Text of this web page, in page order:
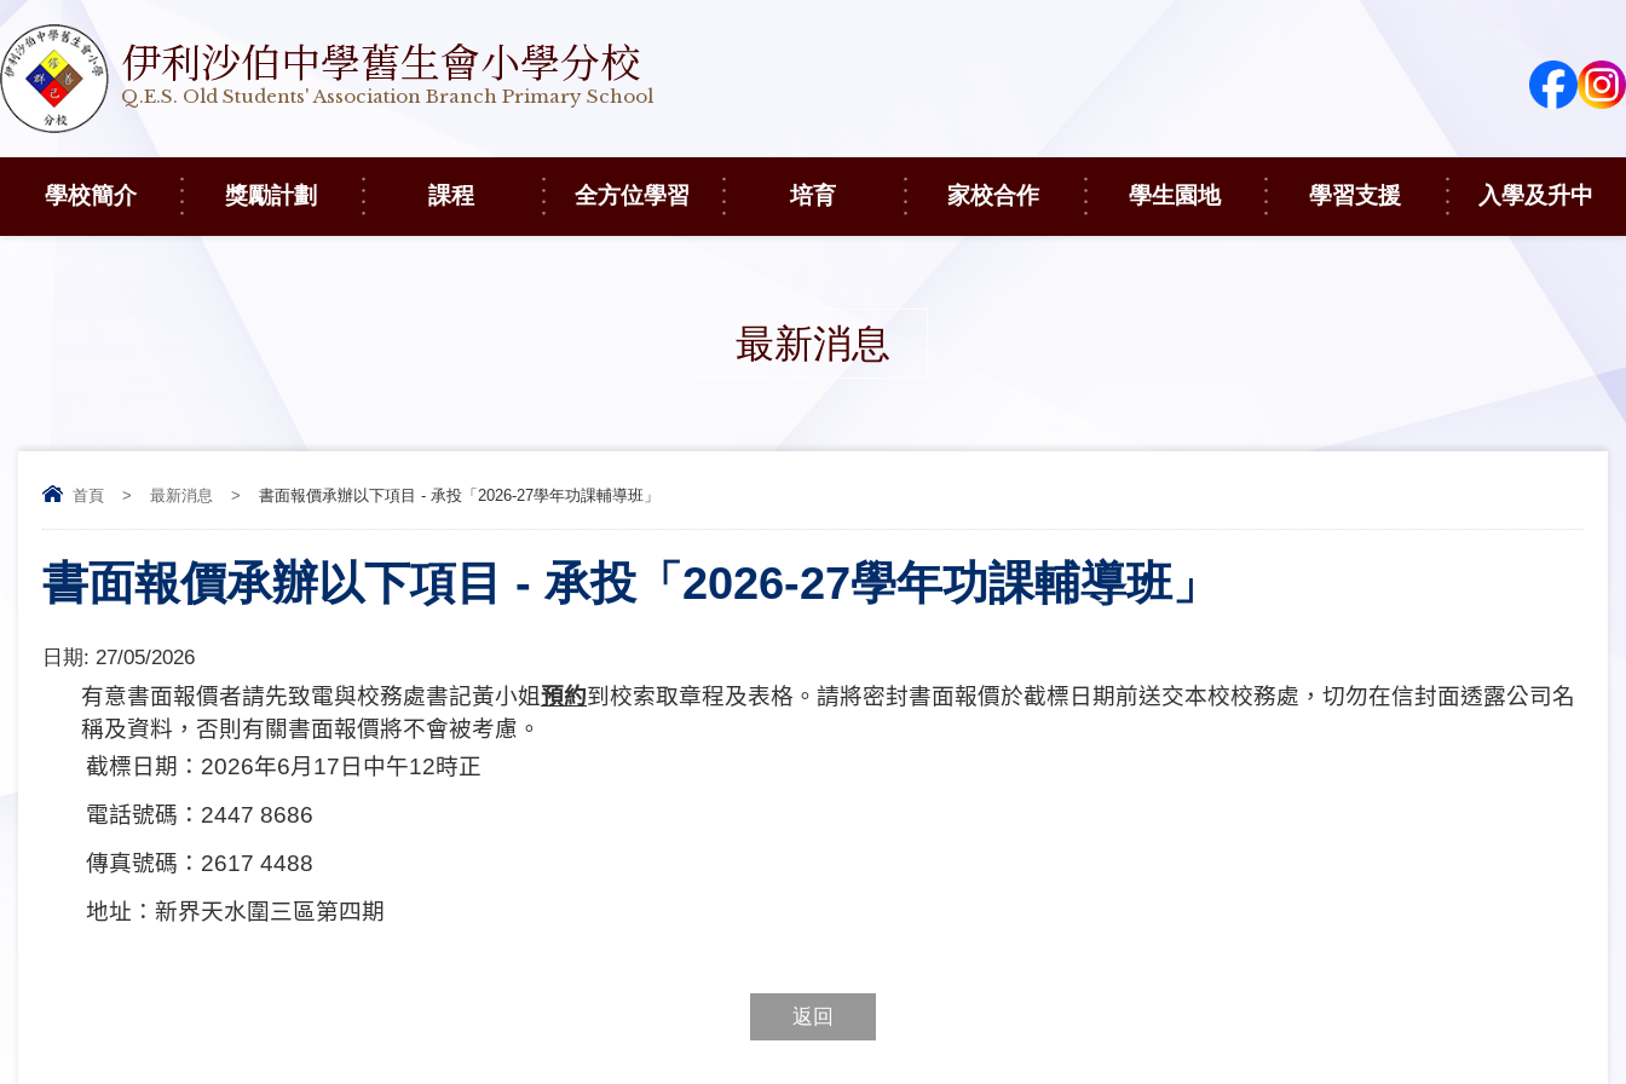
伊利沙伯中學舊生會小學分校
Q.E.S. Old Students' Association Branch Primary School
學校簡介 獎勵計劃 課程 全方位學習 培育 家校合作 學生園地 學習支援 入學及升中
最新消息
首頁 > 最新消息 > 書面報價承辦以下項目 - 承投「2026-27學年功課輔導班」
書面報價承辦以下項目 - 承投「2026-27學年功課輔導班」
日期: 27/05/2026
有意書面報價者請先致電與校務處書記黃小姐預約到校索取章程及表格。請將密封書面報價於截標日期前送交本校校務處，切勿在信封面透露公司名
稱及資料，否則有關書面報價將不會被考慮。
截標日期： 2026年6月 17 日 中午12時正
電話號碼： 2447 8686
傳真號碼： 2617 4488
地址：新界天水圍三區第四期
返回